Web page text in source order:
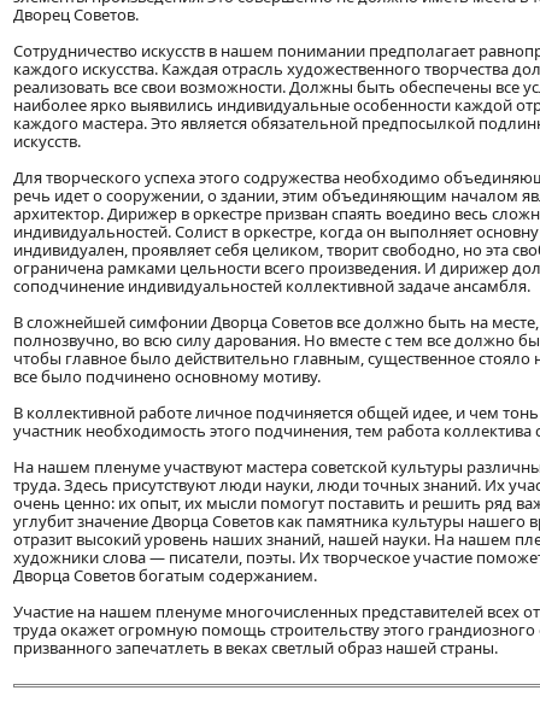
Дворец Советов.
Сотрудничество искусств в нашем понимании предполагает
каждого искусства. Каждая отрасль художественного творчества
реализовать все свои возможности. Должны быть обеспечены все
наиболее ярко выявились индивидуальные особенности каждой
каждого мастера. Это является обязательной предпосылкой
искусств.
Для творческого успеха этого содружества необходимо
речь идет о сооружении, о здании, этим объединяющим началом
архитектор. Дирижер в оркестре призван спаять воедино весь
индивидуальностей. Солист в оркестре, когда он выполняет
индивидуален, проявляет себя целиком, творит свободно, но эта
ограничена рамками цельности всего произведения. И дирижер
соподчинение индивидуальностей коллективной задаче ансамбля.
В сложнейшей симфонии Дворца Советов все должно быть на
полнозвучно, во всю силу дарования. Но вместе с тем все должно
чтобы главное было действительно главным, существенное
все было подчинено основному мотиву.
В коллективной работе личное подчиняется общей идее, и чем
участник необходимость этого подчинения, тем работа
На нашем пленуме участвуют мастера советской культуры
труда. Здесь присутствуют люди науки, люди точных знаний. Их
очень ценно: их опыт, их мысли помогут поставить и решить ряд
углубит значение Дворца Советов как памятника культуры нашего
отразит высокий уровень наших знаний, нашей науки. На нашем
художники слова — писатели, поэты. Их творческое участие
Дворца Советов богатым содержанием.
Участие на нашем пленуме многочисленных представителей всех
труда окажет огромную помощь строительству этого
призванного запечатлеть в веках светлый образ нашей страны.